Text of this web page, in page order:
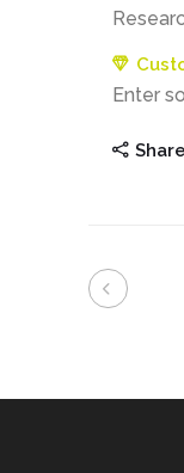
Enter
Share